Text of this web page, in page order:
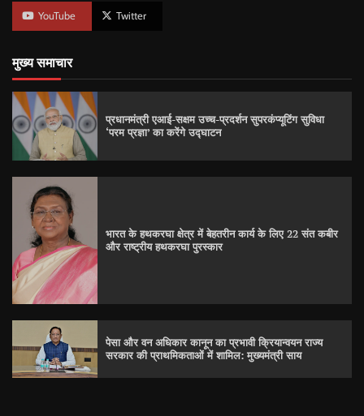
YouTube Twitter
मुख्य समाचार
प्रधानमंत्री एआई-सक्षम उच्च-प्रदर्शन सुपरकंप्यूटिंग सुविधा
‘परम प्रज्ञा’ का करेंगे उद्घाटन
भारत के हथकरघा क्षेत्र में बेहतरीन कार्य के लिए 22 संत कबीर
और राष्ट्रीय हथकरघा पुरस्कार
पेसा और वन अधिकार कानून का प्रभावी क्रियान्वयन राज्य
सरकार की प्राथमिकताओं में शामिल: मुख्यमंत्री साय